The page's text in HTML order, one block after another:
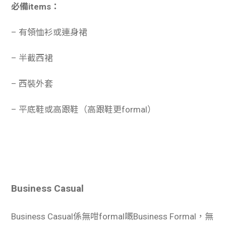
必備items：
– 有領恤衫或連身裙
– 半截西裙
– 西裝外套
– 平底鞋或高跟鞋（高跟鞋更formal）
Business Casual
Business Casual係無咁formal嘅Business Formal，無